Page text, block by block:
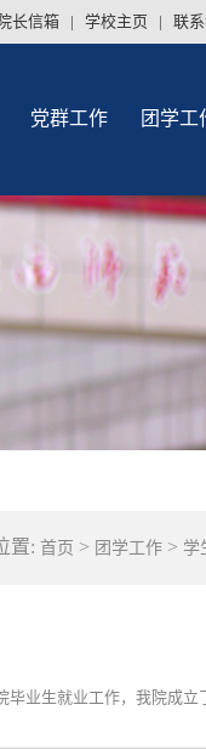
院长信箱 |学校主页 |联
党群工作 团学工
置: 首页 > 团学工作 > 学